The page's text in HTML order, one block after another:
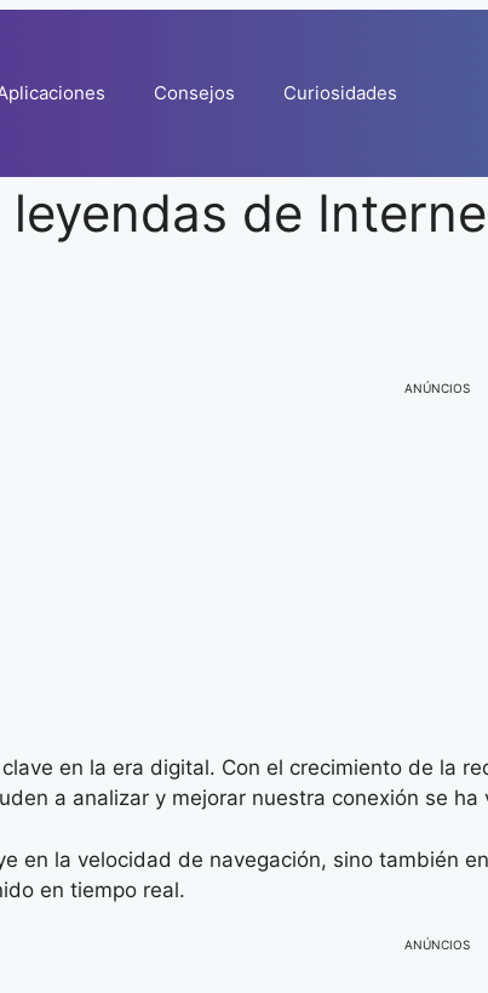
Consejos Curiosidades
leyendas de
ANÚNCIOS
en la era digital. Con el crecimiento de la
a analizar y mejorar nuestra conexión se
en la velocidad de navegación, sino también
en tiempo real.
ANÚNCIOS